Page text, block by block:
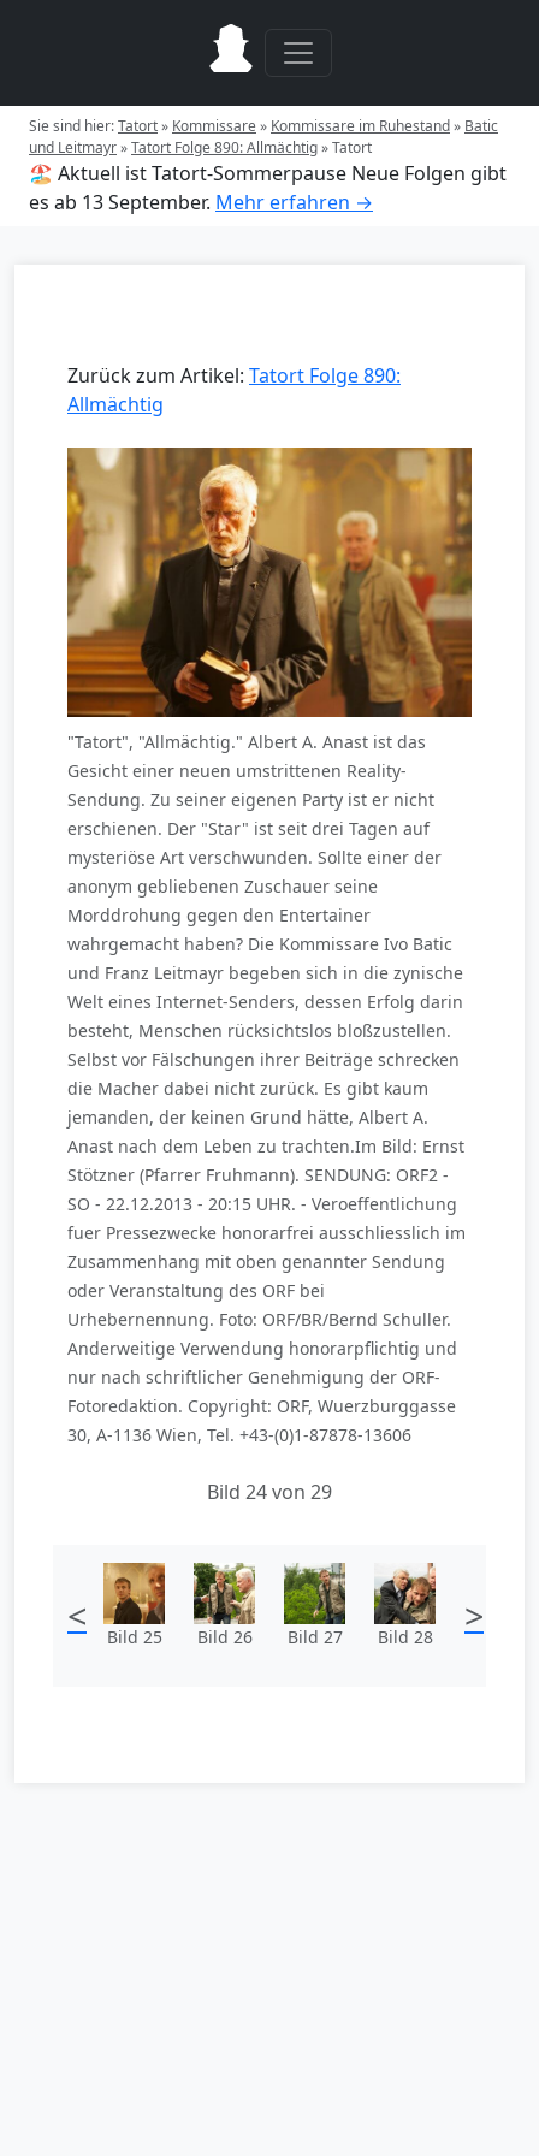
Sie sind hier:Tatort» Kommissare» Kommissare im Ruhestand» Batic
und Leitmayr»Tatort Folge 890: Allmächtig»Tatort
🏖️ Aktuell ist Tatort-Sommerpause Neue Folgen gibt
es ab 13 September. Mehr erfahren →
Zurück zum Artikel: Tatort Folge 890:
Allmächtig
"Tatort", "Allmächtig." Albert A. Anast ist das
Gesicht einer neuen umstrittenen Reality-
Sendung. Zu seiner eigenen Party ist er nicht
erschienen. Der "Star" ist seit drei Tagen auf
mysteriöse Art verschwunden. Sollte einer der
anonym gebliebenen Zuschauer seine
Morddrohung gegen den Entertainer
wahrgemacht haben? Die Kommissare Ivo Batic
und Franz Leitmayr begeben sich in die zynische
Welt eines Internet-Senders, dessen Erfolg darin
besteht, Menschen rücksichtslos bloßzustellen.
Selbst vor Fälschungen ihrer Beiträge schrecken
die Macher dabei nicht zurück. Es gibt kaum
jemanden, der keinen Grund hätte, Albert A.
Anast nach dem Leben zu trachten.Im Bild: Ernst
Stötzner (Pfarrer Fruhmann). SENDUNG: ORF2 -
SO - 22.12.2013 - 20:15 UHR. - Veroeffentlichung
fuer Pressezwecke honorarfrei ausschliesslich im
Zusammenhang mit oben genannter Sendung
oder Veranstaltung des ORF bei
Urhebernennung. Foto: ORF/BR/Bernd Schuller.
Anderweitige Verwendung honorarpflichtig und
nur nach schriftlicher Genehmigung der ORF-
Fotoredaktion. Copyright: ORF, Wuerzburggasse
30, A-1136 Wien, Tel. +43-(0)1-87878-13606
Bild 24 von 29
< Bild 25 Bild 26 Bild 27 Bild 28 >